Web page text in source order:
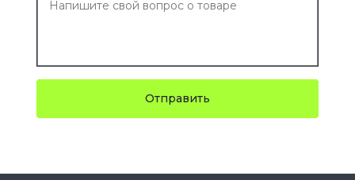
Отправить